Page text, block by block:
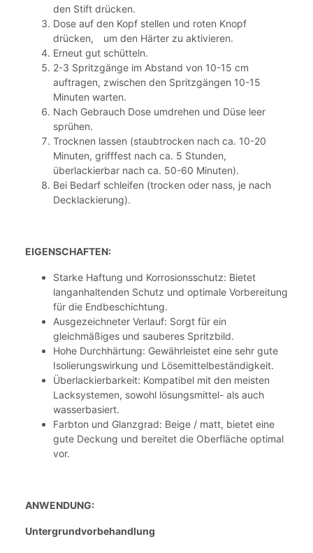
den Stift drücken.
Dose auf den Kopf stellen und roten Knopf
drücken, um den Härter zu aktivieren.
Erneut gut schütteln.
2-3 Spritzgänge im Abstand von 10-15 cm
auftragen, zwischen den Spritzgängen 10-15
Minuten warten.
Nach Gebrauch Dose umdrehen und Düse leer
sprühen.
Trocknen lassen (staubtrocken nach ca. 10-20
Minuten, grifffest nach ca. 5 Stunden,
überlackierbar nach ca. 50-60 Minuten).
Bei Bedarf schleifen (trocken oder nass, je nach
Decklackierung).
EIGENSCHAFTEN:
Starke Haftung und Korrosionsschutz: Bietet
langanhaltenden Schutz und optimale Vorbereitung
für die Endbeschichtung.
Ausgezeichneter Verlauf: Sorgt für ein
gleichmäßiges und sauberes Spritzbild.
Hohe Durchhärtung: Gewährleistet eine sehr gute
Isolierungswirkung und Lösemittelbeständigkeit.
Überlackierbarkeit: Kompatibel mit den meisten
Lacksystemen, sowohl lösungsmittel- als auch
wasserbasiert.
Farbton und Glanzgrad: Beige / matt, bietet eine
gute Deckung und bereitet die Oberfläche optimal
vor.
ANWENDUNG:
Untergrundvorbehandlung